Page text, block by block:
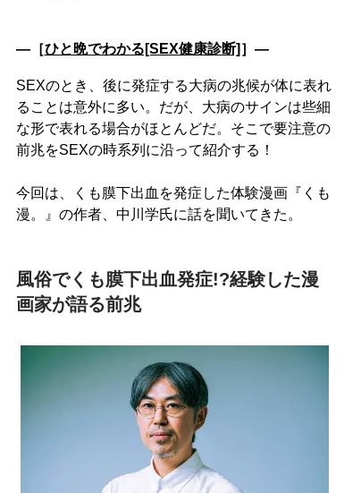
―［ひと晩でわかる[SEX健康診断] ］―
SEXのとき、後に発症する大病の兆候が体に表れ
ることは意外に多い。だが、大病のサインは些細
な形で表れる場合がほとんどだ。そこで要注意の
前兆をSEXの時系列に沿って紹介する！
今回は、くも膜下出血を発症した体験漫画『くも
漫。』の作者、中川学氏に話を聞いてきた。
風俗でくも膜下出血発症!?経験した漫
画家が語る前兆